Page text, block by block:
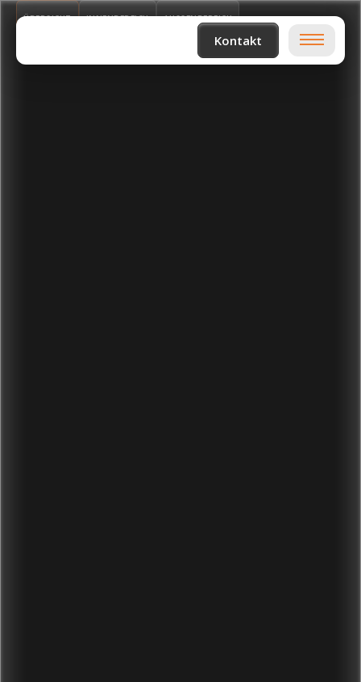
Kontakt
ÜBERSICHT INNENBEREICH AUSSENBEREICH